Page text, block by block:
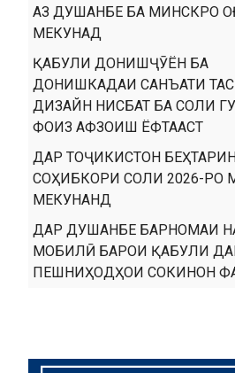
АЗ ДУШАНБЕ БА МИНСКРО
МЕКУНАД
ҚАБУЛИ ДОНИШҶӮЁН БА
ДОНИШКАДАИ САНЪАТИ
ДИЗАЙН НИСБАТ БА СОЛИ
ФОИЗ АФЗОИШ ЁФТААСТ
ДАР ТОҶИКИСТОН
СОҲИБКОРИ СОЛИ 2026-РО
МЕКУНАНД
ДАР ДУШАНБЕ БАРНОМАИ
МОБИЛӢ БАРОИ ҚАБУЛИ
ПЕШНИҲОДҲОИ СОКИНОН